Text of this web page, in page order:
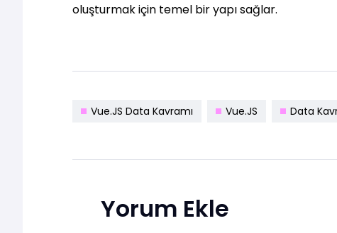
oluşturmak için temel bir yapı sağlar.
Vue.JS Data Kavramı Vue.JS Data
Yorum Ekle